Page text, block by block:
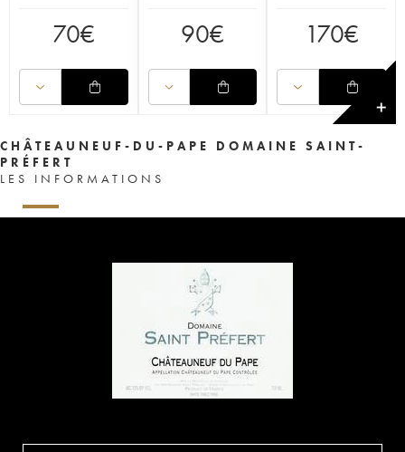
70€ 90€ 170€
✕
CHÂTEAUNEUF-DU-PAPE DOMAINE SAINT-
PRÉFERT
LES INFORMATIONS